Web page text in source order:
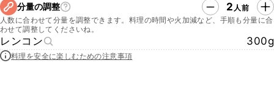
分量の調整 2 人前
人数に合わせて分量を調整できます。料理の時間や火加減など、手順も分量に合
わせて調整してくださいね。
レンコン 300g
料理を安全に楽しむための注意事項